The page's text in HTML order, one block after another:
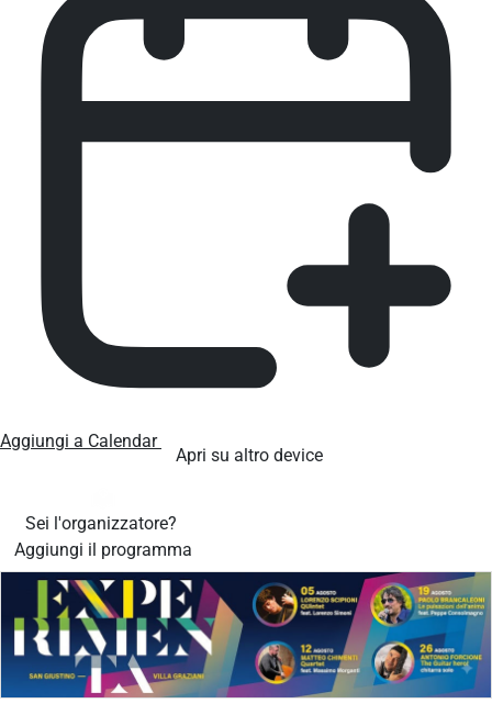
Aggiungi a Calendar
Apri su altro device
Sei l'organizzatore?
Aggiungi il programma